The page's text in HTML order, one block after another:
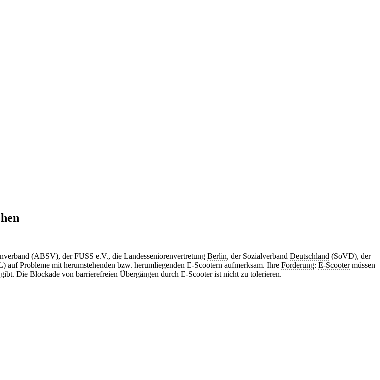
(ABSV), der FUSS e.V., die Landesseniorenvertretung Berlin, der Sozialverband Deutschland (SoVD), der
Probleme mit herumstehenden bzw. herumliegenden E-Scootern aufmerksam. Ihre Forderung: E-Scootermüssen
Die Blockade von barrierefreien Übergängen durch E-Scooter ist nicht zu tolerieren.